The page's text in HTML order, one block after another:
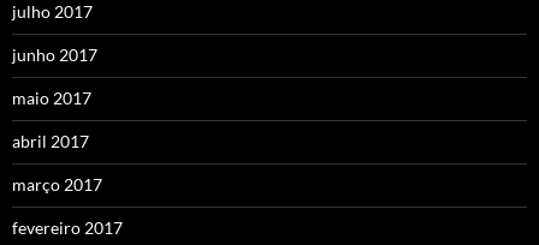
julho 2017
junho 2017
maio 2017
abril 2017
março 2017
fevereiro 2017